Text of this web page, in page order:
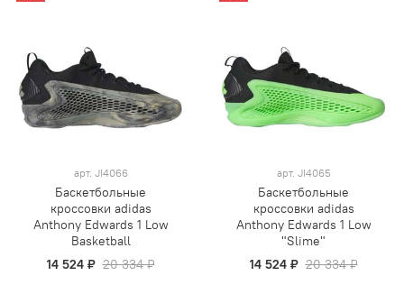
арт. JI4066
Баскетбольные
кроссовки adidas
Anthony Edwards 1 Low
Basketball
14 524 ₽ 20 334 ₽
арт. JI4065
Баскетбольные
кроссовки adidas
Anthony Edwards 1 Low
"Slime"
14 524 ₽ 20 334 ₽